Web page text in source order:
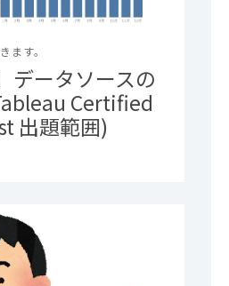
ます。
データソースの
Certified
出題範囲)